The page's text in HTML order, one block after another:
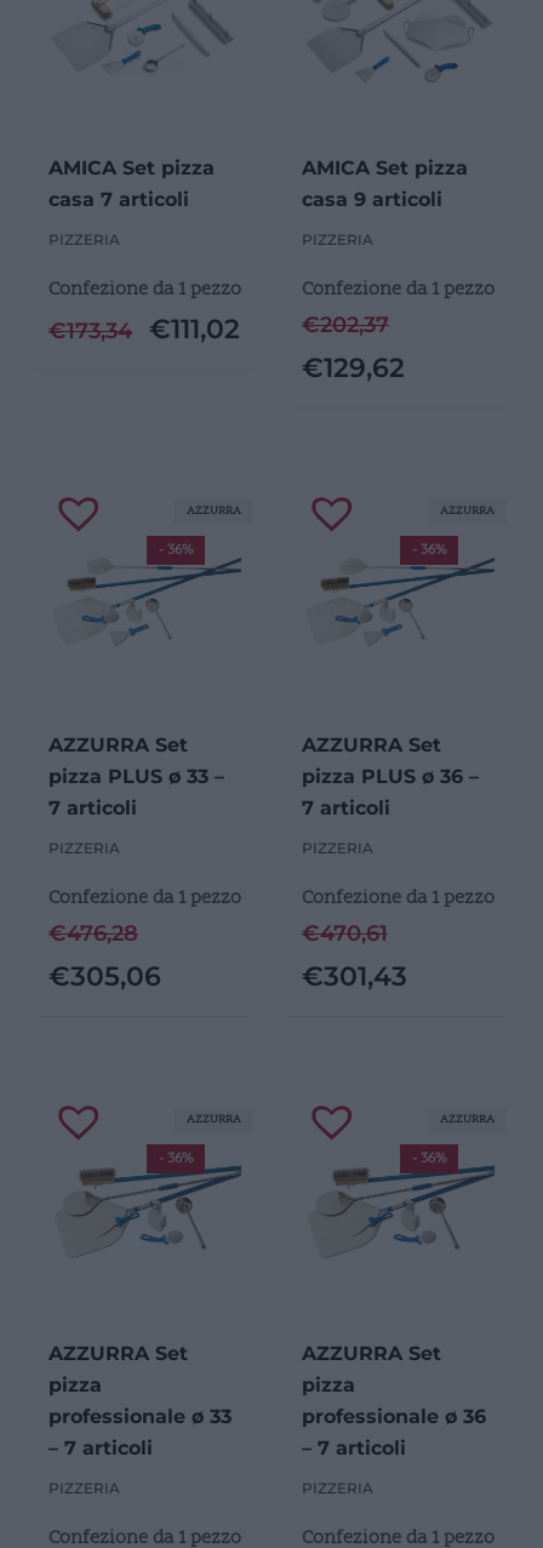
AMICA Set pizza
casa 7 articoli
PIZZERIA
Confezione da 1 pezzo
€173,34 €111,02
AMICA Set pizza
casa 9 articoli
PIZZERIA
Confezione da 1 pezzo
€202,37
€129,62
AZZURRA Set
pizza PLUS ø 33 –
7 articoli
PIZZERIA
Confezione da 1 pezzo
€476,28
€305,06
- 36%
AZZURRA
AZZURRA Set
pizza PLUS ø 36 –
7 articoli
PIZZERIA
Confezione da 1 pezzo
€470,61
€301,43
- 36%
AZZURRA
AZZURRA Set
pizza
professionale ø 33
– 7 articoli
PIZZERIA
Confezione da 1 pezzo
- 36%
AZZURRA
AZZURRA Set
pizza
professionale ø 36
– 7 articoli
PIZZERIA
Confezione da 1 pezzo
- 36%
AZZURRA